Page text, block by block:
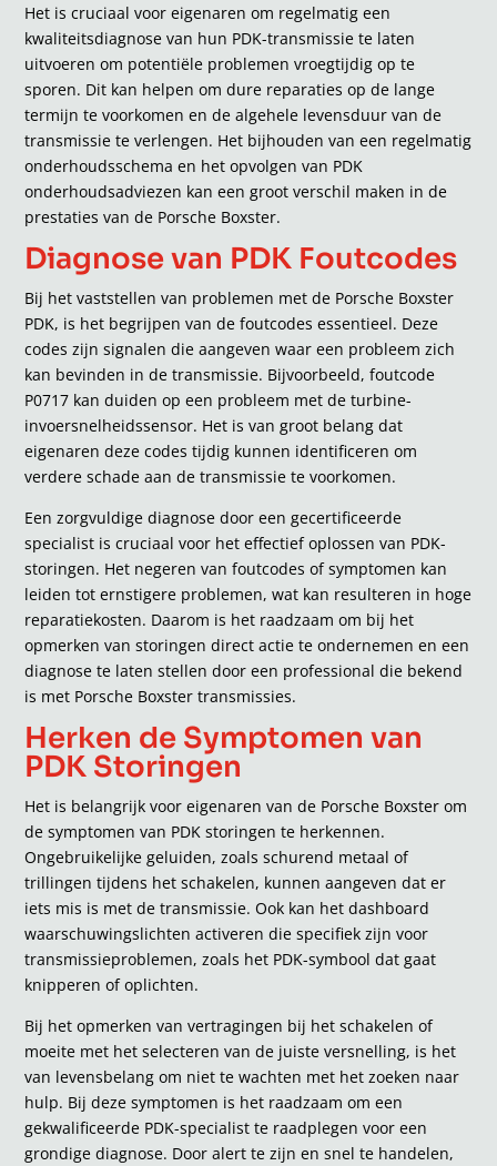
Het is cruciaal voor eigenaren om regelmatig een
kwaliteitsdiagnose van hun PDK-transmissie te laten
uitvoeren om potentiële problemen vroegtijdig op te
sporen. Dit kan helpen om dure reparaties op de lange
termijn te voorkomen en de algehele levensduur van de
transmissie te verlengen. Het bijhouden van een regelmatig
onderhoudsschema en het opvolgen van PDK
onderhoudsadviezen kan een groot verschil maken in de
prestaties van de Porsche Boxster.
Diagnose van PDK Foutcodes
Bij het vaststellen van problemen met de Porsche Boxster
PDK, is het begrijpen van de foutcodes essentieel. Deze
codes zijn signalen die aangeven waar een probleem zich
kan bevinden in de transmissie. Bijvoorbeeld, foutcode
P0717 kan duiden op een probleem met de turbine-
invoersnelheidssensor. Het is van groot belang dat
eigenaren deze codes tijdig kunnen identificeren om
verdere schade aan de transmissie te voorkomen.
Een zorgvuldige diagnose door een gecertificeerde
specialist is cruciaal voor het effectief oplossen van PDK-
storingen. Het negeren van foutcodes of symptomen kan
leiden tot ernstigere problemen, wat kan resulteren in hoge
reparatiekosten. Daarom is het raadzaam om bij het
opmerken van storingen direct actie te ondernemen en een
diagnose te laten stellen door een professional die bekend
is met Porsche Boxster transmissies.
Herken de Symptomen van
PDK Storingen
Het is belangrijk voor eigenaren van de Porsche Boxster om
de symptomen van PDK storingen te herkennen.
Ongebruikelijke geluiden, zoals schurend metaal of
trillingen tijdens het schakelen, kunnen aangeven dat er
iets mis is met de transmissie. Ook kan het dashboard
waarschuwingslichten activeren die specifiek zijn voor
transmissieproblemen, zoals het PDK-symbool dat gaat
knipperen of oplichten.
Bij het opmerken van vertragingen bij het schakelen of
moeite met het selecteren van de juiste versnelling, is het
van levensbelang om niet te wachten met het zoeken naar
hulp. Bij deze symptomen is het raadzaam om een
gekwalificeerde PDK-specialist te raadplegen voor een
grondige diagnose. Door alert te zijn en snel te handelen,